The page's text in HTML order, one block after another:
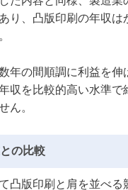
り、凸版印刷の年収は
年の間順調に利益を伸
収を比較的高い水準で
ん。
の比較
凸版印刷と肩を並べる